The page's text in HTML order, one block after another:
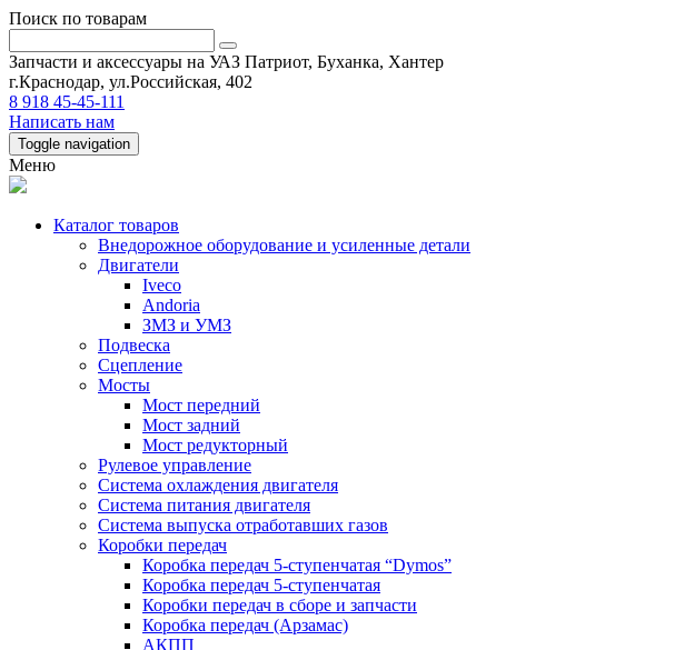
Поиск по товарам
Запчасти и аксессуары на УАЗ Патриот, Буханка, Хантер
г.Краснодар, ул.Российская, 402
8 918 45-45-111
Написать нам
Toggle navigation
Меню
Каталог товаров
Внедорожное оборудование и усиленные детали
Двигатели
Iveco
Andoria
ЗМЗ и УМЗ
Подвеска
Сцепление
Мосты
Мост передний
Мост задний
Мост редукторный
Рулевое управление
Система охлаждения двигателя
Система питания двигателя
Система выпуска отработавших газов
Коробки передач
Коробка передач 5-ступенчатая “Dymos”
Коробка передач 5-ступенчатая
Коробки передач в сборе и запчасти
Коробка передач (Арзамас)
АКПП